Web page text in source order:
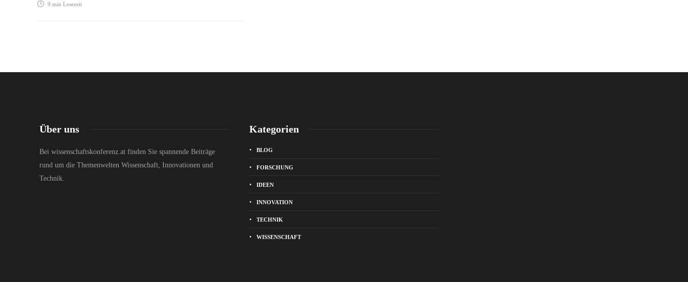
9 min Lesezeit
Über uns
Bei wissenschaftskonferenz.at finden Sie spannende Beiträge
rund um die Themenwelten Wissenschaft, Innovationen und
Technik.
Kategorien
BLOG
FORSCHUNG
IDEEN
INNOVATION
TECHNIK
WISSENSCHAFT